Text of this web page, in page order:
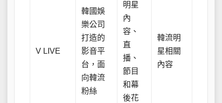
V LIVE
韓國娛
樂公司
打造的
影音平
台，面
向韓流
粉絲
明星
內
容、
直
播、
節目
和幕
後花
韓流明
星相關
內容